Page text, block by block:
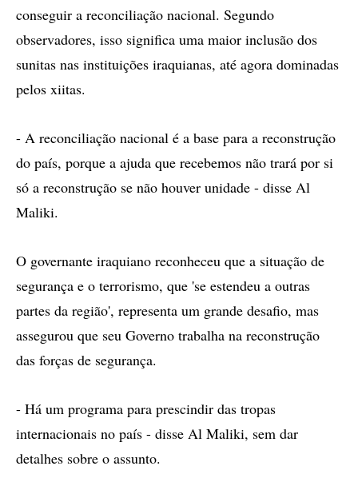
conseguir a reconciliação nacional. Segundo
observadores, isso significa uma maior inclusão dos
sunitas nas instituições iraquianas, até agora dominadas
pelos xiitas.
- A reconciliação nacional é a base para a reconstrução
do país, porque a ajuda que recebemos não trará por si
só a reconstrução se não houver unidade - disse Al
Maliki.
O governante iraquiano reconheceu que a situação de
segurança e o terrorismo, que 'se estendeu a outras
partes da região', representa um grande desafio, mas
assegurou que seu Governo trabalha na reconstrução
das forças de segurança.
- Há um programa para prescindir das tropas
internacionais no país - disse Al Maliki, sem dar
detalhes sobre o assunto.